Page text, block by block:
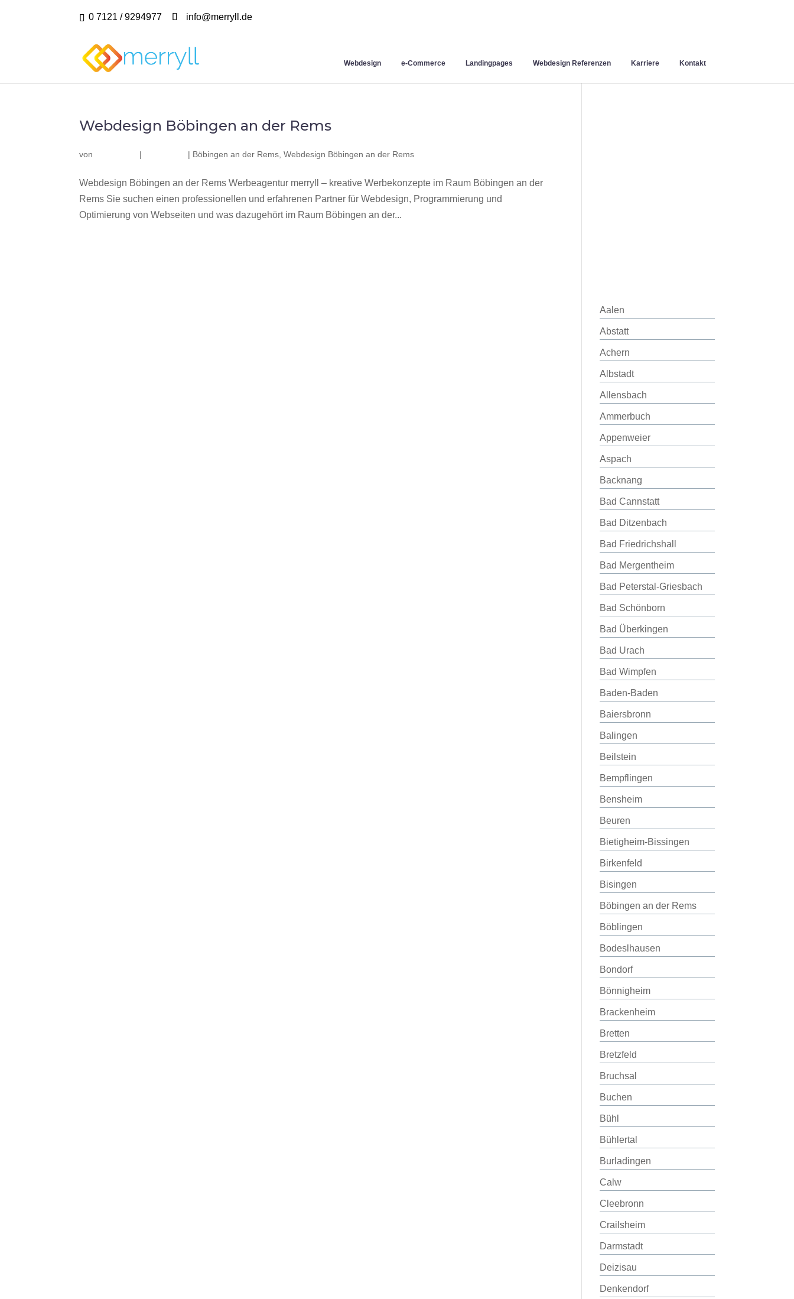
0 7121 / 9294977 info@merryll.de
Webdesign e-Commerce Landingpages Webdesign Referenzen Karriere Kontakt
Webdesign Böbingen an der Rems
von | | Böbingen an der Rems ,Webdesign Böbingen an der Rems
Webdesign Böbingen an der Rems Werbeagentur merryll – kreative Werbekonzepte im Raum Böbingen an der
Rems Sie suchen einen professionellen und erfahrenen Partner für Webdesign, Programmierung und
Optimierung von Webseiten und was dazugehört im Raum Böbingen an der...
Aalen
Abstatt
Achern
Albstadt
Allensbach
Ammerbuch
Appenweier
Aspach
Backnang
Bad Cannstatt
Bad Ditzenbach
Bad Friedrichshall
Bad Mergentheim
Bad Peterstal-Griesbach
Bad Schönborn
Bad Überkingen
Bad Urach
Bad Wimpfen
Baden-Baden
Baiersbronn
Balingen
Beilstein
Bempflingen
Bensheim
Beuren
Bietigheim-Bissingen
Birkenfeld
Bisingen
Böbingen an der Rems
Böblingen
Bodeslhausen
Bondorf
Bönnigheim
Brackenheim
Bretten
Bretzfeld
Bruchsal
Buchen
Bühl
Bühlertal
Burladingen
Calw
Cleebronn
Crailsheim
Darmstadt
Deizisau
Denkendorf